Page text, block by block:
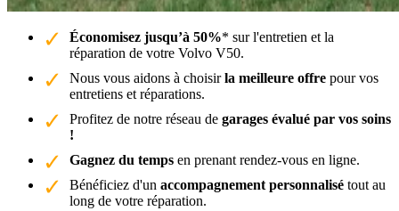
Économisez jusqu’à 50%* sur l'entretien et la
réparation de votre Volvo V50.
Nous vous aidons à choisirla meilleure offre pour vos
entretiens et réparations.
Profitez de notre réseau de garages évalué par vos soins
!
Gagnez du temps en prenant rendez-vous en ligne.
Bénéficiez d'un accompagnement personnalisé tout au
long de votre réparation.